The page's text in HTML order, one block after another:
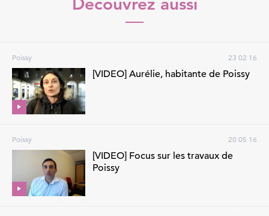
Poissy 23 02 16
[VIDEO] Aurélie, habitante de Poissy
Poissy 20 05 16
[VIDEO] Focus sur les travaux de
Poissy